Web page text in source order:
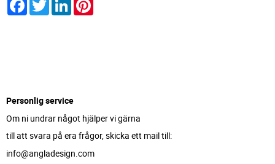
Personlig service
Om ni undrar något hjälper vi gärna
till att svara på era frågor, skicka ett mail till:
info@angladesign.com